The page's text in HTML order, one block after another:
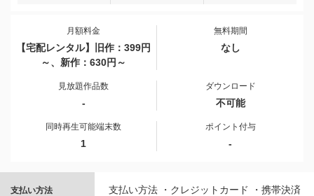
月額料金
【宅配レンタル】旧作：399円
～、新作：630円～
無料期間
なし
見放題作品数
-
ダウンロード
不可能
同時再生可能端末数
1
ポイント付与
-
支払い方法
支払い方法 ・クレジットカード ・携帯決済